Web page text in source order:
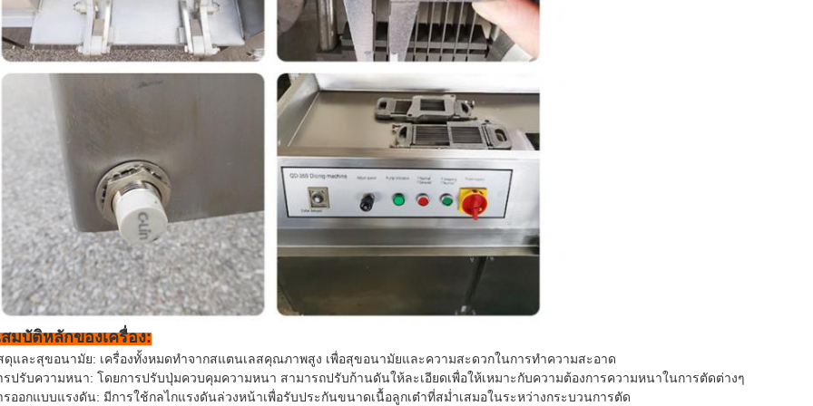
มบัติหลักของเครื่อง:
ดุและสุขอนามัย: เครื่องทั้งหมดทำจากสแตนเลสคุณภาพสูง เพื่อสุขอนามัยและความสะดวกในการทำความสะอาด
รปรับความหนา: โดยการปรับปุ่มควบคุมความหนา สามารถปรับก้านดันให้ละเอียดเพื่อให้เหมาะกับความต้องการความหนาในการตัดต่างๆ
รออกแบบแรงดัน: มีการใช้กลไกแรงดันล่วงหน้าเพื่อรับประกันขนาดเนื้อลูกเต๋าที่สม่ำเสมอในระหว่างกระบวนการตัด